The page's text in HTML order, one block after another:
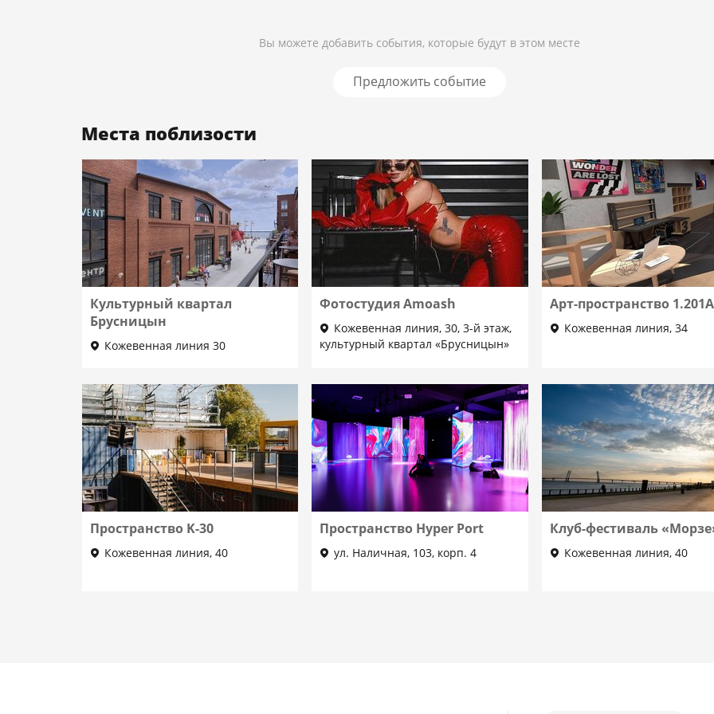
Вы можете добавить события, которые будут в этом месте
Предложить событие
Места поблизости
Культурный квартал
Брусницын
Кожевенная линия 30
Фотостудия Amoash
Кожевенная линия, 30, 3-й этаж,
культурный квартал «Брусницын»
Арт-пространство
Кожевенная линия, 34
Пространство K-30
Кожевенная линия, 40
Пространство Hyper Port
ул. Наличная, 103, корп. 4
Клуб-фестиваль
Кожевенная линия, 40